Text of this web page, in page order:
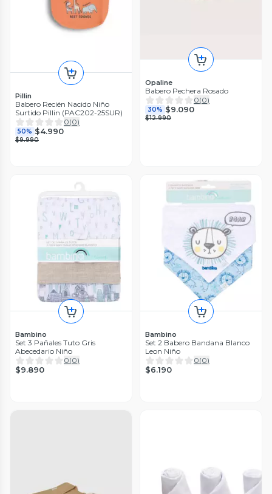
Pillin
Babero Recién Nacido Niño
Surtido Pillin (PAC202-25SUR)
0(0)
50% $4.990
$9.990
Opaline
Babero Pechera Rosado
0(0)
30% $9.090
$12.990
Bambino
Set 3 Pañales Tuto Gris
Abecedario Niño
0(0)
$9.890
Bambino
Set 2 Babero Bandana Blanco
Leon Niño
0(0)
$6.190